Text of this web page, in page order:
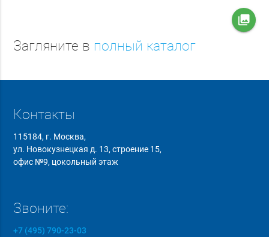
collections
Загляните в полный каталог
Контакты
115184, г. Москва,
ул. Новокузнецкая д. 13, строение 15,
офис №9, цокольный этаж
Звоните:
+7 (495) 790-23-03